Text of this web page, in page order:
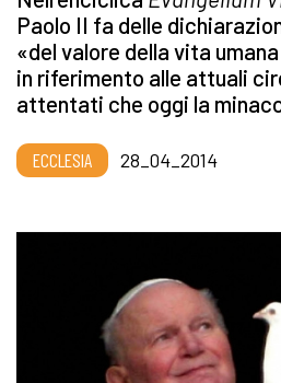
Paolo II fa delle
«del valore della vita
in riferimento alle attuali
attentati che oggi la
ECCLESIA 28_04_2014